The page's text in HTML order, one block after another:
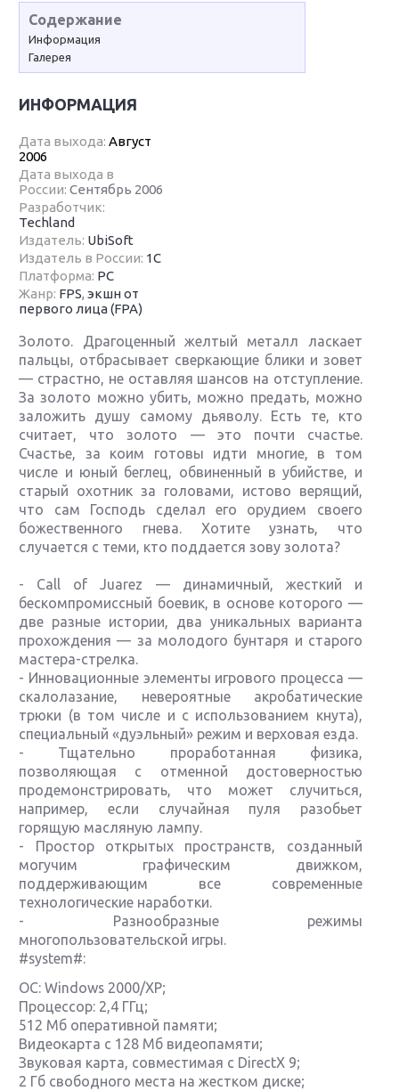
Содержание
Информация
Галерея
ИНФОРМАЦИЯ
Дата выхода:Август
2006
Дата выхода в
России:Сентябрь 2006
Разработчик:
Techland
Издатель: UbiSoft
Издатель в России: 1С
Платформа: PC
Жанр: FPS,экшн от
первого лица (FPA)
Золото. Драгоценный желтый металл ласкает
пальцы, отбрасывает сверкающие блики и зовет
— страстно, не оставляя шансов на отступление.
За золото можно убить, можно предать, можно
заложить душу самому дьяволу. Есть те, кто
считает, что золото — это почти счастье.
Счастье, за коим готовы идти многие, в том
числе и юный беглец, обвиненный в убийстве, и
старый охотник за головами, истово верящий,
что сам Господь сделал его орудием своего
божественного гнева. Хотите узнать, что
случается с теми, кто поддается зову золота?
- Call of Juarez — динамичный, жесткий и
бескомпромиссный боевик, в основе которого —
две разные истории, два уникальных варианта
прохождения — за молодого бунтаря и старого
мастера-стрелка.
- Инновационные элементы игрового процесса —
скалолазание, невероятные акробатические
трюки (в том числе и с использованием кнута),
специальный «дуэльный» режим и верховая езда.
- Тщательно проработанная физика,
позволяющая с отменной достоверностью
продемонстрировать, что может случиться,
например, если случайная пуля разобьет
горящую масляную лампу.
- Простор открытых пространств, созданный
могучим графическим движком,
поддерживающим все современные
технологические наработки.
- Разнообразные режимы
многопользовательской игры.
#system#:
ОС: Windows 2000/XP;
Процессор: 2,4 ГГц;
512 Мб оперативной памяти;
Видеокарта с 128 Mб видеопамяти;
Звуковая карта, совместимая с DirectX 9;
2 Гб свободного места на жестком диске;